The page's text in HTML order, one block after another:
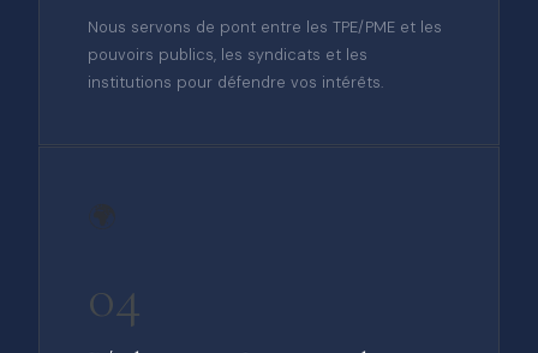
Nous servons de pont entre les TPE/PME et les
pouvoirs publics, les syndicats et les
institutions pour défendre vos intérêts.
04